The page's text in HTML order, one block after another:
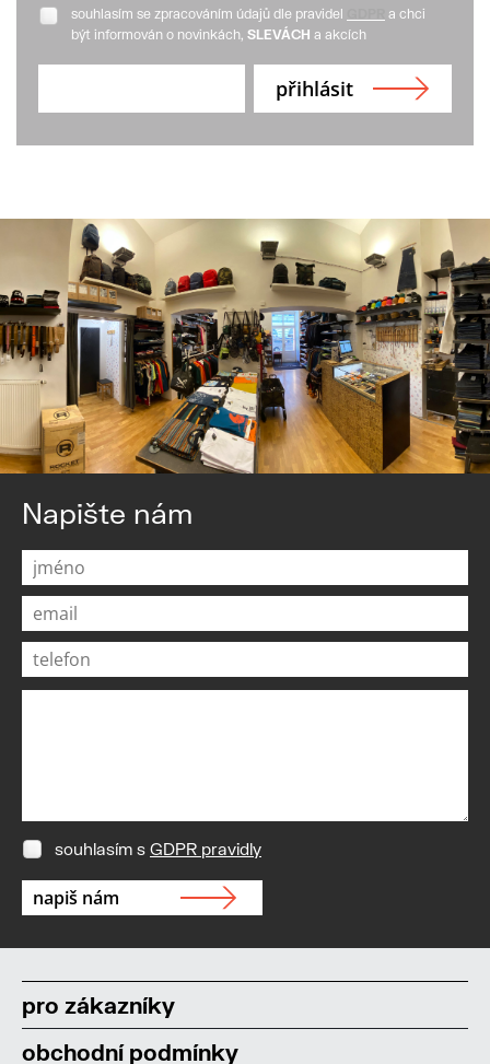
souhlasím se zpracováním údajů dle pravidel
a chci
být informován o novinkách, SLEVÁCH a akcích
Napište nám
souhlasím s GDPR pravidly
pro zákazníky
obchodní podmínky